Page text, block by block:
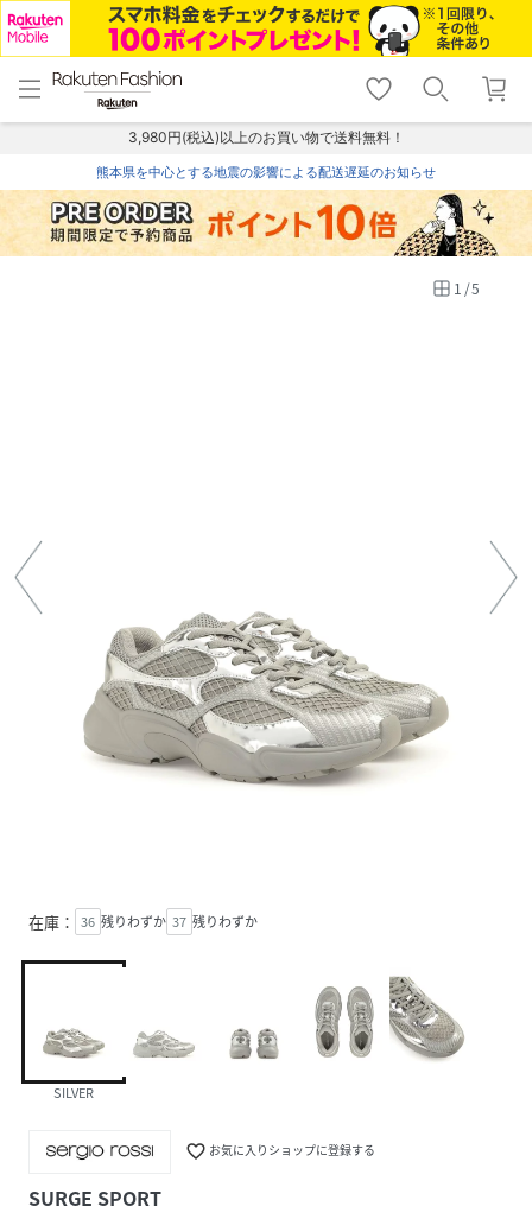
menu home
トップ
shopping_cart lock_outline
ログイン
3,980円(税込)以上のお買い物で送料無料！
熊本県を中心とする地震の影響による配送遅延のお知らせ
1 /5
在庫： 36 残りわずか 37 残りわずか
SILVER
favorite_border お気に入りショップに登録する
SURGE SPORT